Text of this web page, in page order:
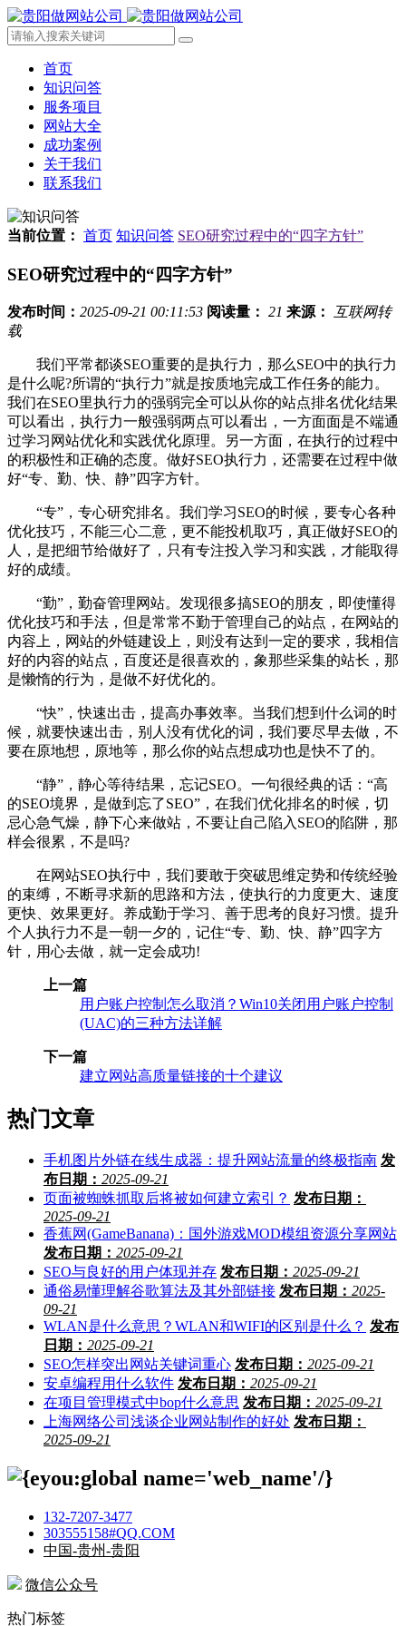
首页
知识问答
服务项目
网站大全
成功案例
关于我们
联系我们
当前位置： 首页 知识问答 SEO研究过程中的“四字方针”
SEO研究过程中的“四字方针”
发布时间： 2025-09-21 00:11:53 阅读量： 21 来源： 互联网转
载
我们平常都谈SEO重要的是执行力，那么SEO中的执行力
是什么呢?所谓的“执行力”就是按质地完成工作任务的能力。
我们在SEO里执行力的强弱完全可以从你的站点排名优化结果
可以看出，执行力一般强弱两点可以看出，一方面面是不端通
过学习网站优化和实践优化原理。另一方面，在执行的过程中
的积极性和正确的态度。做好SEO执行力，还需要在过程中做
好“专、勤、快、静”四字方针。
“专”，专心研究排名。我们学习SEO的时候，要专心各种
优化技巧，不能三心二意，更不能投机取巧，真正做好SEO的
人，是把细节给做好了，只有专注投入学习和实践，才能取得
好的成绩。
“勤”，勤奋管理网站。发现很多搞SEO的朋友，即使懂得
优化技巧和手法，但是常常不勤于管理自己的站点，在网站的
内容上，网站的外链建设上，则没有达到一定的要求，我相信
好的内容的站点，百度还是很喜欢的，象那些采集的站长，那
是懒惰的行为，是做不好优化的。
“快”，快速出击，提高办事效率。当我们想到什么词的时
候，就要快速出击，别人没有优化的词，我们要尽早去做，不
要在原地想，原地等，那么你的站点想成功也是快不了的。
“静”，静心等待结果，忘记SEO。一句很经典的话：“高
的SEO境界，是做到忘了SEO”，在我们优化排名的时候，切
忌心急气燥，静下心来做站，不要让自己陷入SEO的陷阱，那
样会很累，不是吗?
在网站SEO执行中，我们要敢于突破思维定势和传统经验
的束缚，不断寻求新的思路和方法，使执行的力度更大、速度
更快、效果更好。养成勤于学习、善于思考的良好习惯。提升
个人执行力不是一朝一夕的，记住“专、勤、快、静”四字方
针，用心去做，就一定会成功!
上一篇
用户账户控制怎么取消？Win10关闭用户账户控制
(UAC)的三种方法详解
下一篇
建立网站高质量链接的十个建议
热门文章
手机图片外链在线生成器：提升网站流量的终极指南 发
布日期： 2025-09-21
页面被蜘蛛抓取后将被如何建立索引？ 发布日期：
2025-09-21
香蕉网(GameBanana)：国外游戏MOD模组资源分享网站
发布日期： 2025-09-21
SEO与良好的用户体现并存 发布日期： 2025-09-21
通俗易懂理解谷歌算法及其外部链接 发布日期： 2025-
09-21
WLAN是什么意思？WLAN和WIFI的区别是什么？ 发布
日期： 2025-09-21
SEO怎样突出网站关键词重心 发布日期： 2025-09-21
安卓编程用什么软件 发布日期： 2025-09-21
在项目管理模式中bop什么意思 发布日期： 2025-09-21
上海网络公司浅谈企业网站制作的好处 发布日期：
2025-09-21
132-7207-3477
303555158#QQ.COM
中国-贵州-贵阳
微信公众号
热门标签